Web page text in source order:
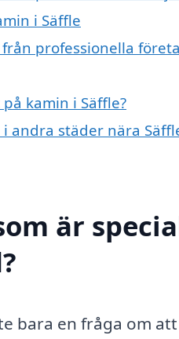
i Säffle
professionella
kamin i Säffle?
andra städer nära
är
bara en fråga om